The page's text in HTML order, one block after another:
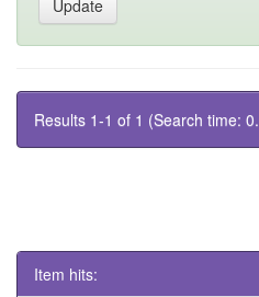
Results 1-1 of 1 (Search time:
Item hits: